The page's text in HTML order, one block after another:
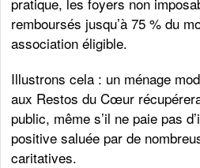
remboursés jusqu’à 75 % du
association éligible.
Illustrons cela : un ménage
aux Restos du Cœur
public, même s’il ne paie pas
positive saluée par de
caritatives.